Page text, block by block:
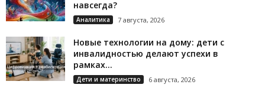
навсегда?
Аналитика 7 августа, 2026
Новые технологии на дому: дети с
инвалидностью делают успехи в
рамках...
Дети и материнство 6 августа, 2026